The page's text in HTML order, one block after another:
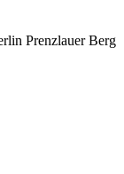
Prenzlauer Berg